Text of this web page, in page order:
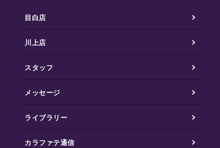
目白店
川上店
スタッフ
メッセージ
ライブラリー
カラファテ通信